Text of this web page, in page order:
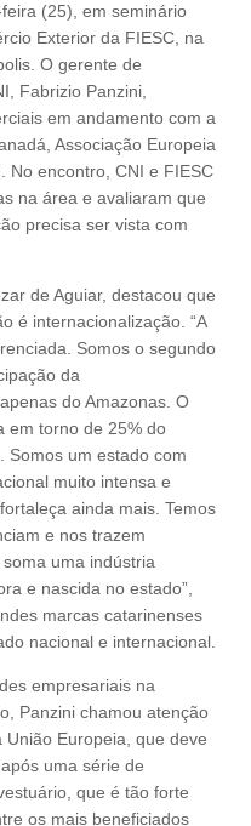
(25), em seminário
Exterior da FIESC, na
O gerente de
Fabrizio Panzini,
em andamento com a
Associação Europeia
No encontro, CNI e FIESC
na área e avaliaram que
precisa ser vista com
de Aguiar, destacou que
é internacionalização. “A
Somos o segundo
da
do Amazonas. O
em torno de 25% do
Somos um estado com
muito intensa e
ainda mais. Temos
e nos trazem
uma indústria
e nascida no estado”,
marcas catarinenses
nacional e internacional.
empresariais na
Panzini chamou atenção
Europeia, que deve
uma série de
que é tão forte
os mais beneficiados